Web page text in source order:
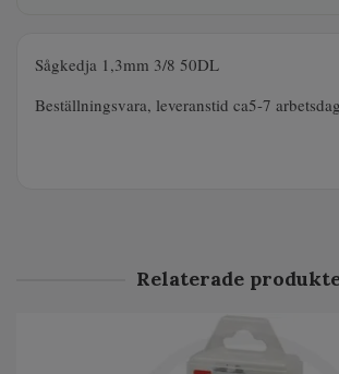
Sågkedja 1,3mm 3/8 50DL
Beställningsvara, leveranstid ca5-7
Relaterade